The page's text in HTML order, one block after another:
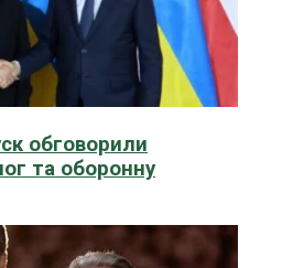
обговорили
та оборонну